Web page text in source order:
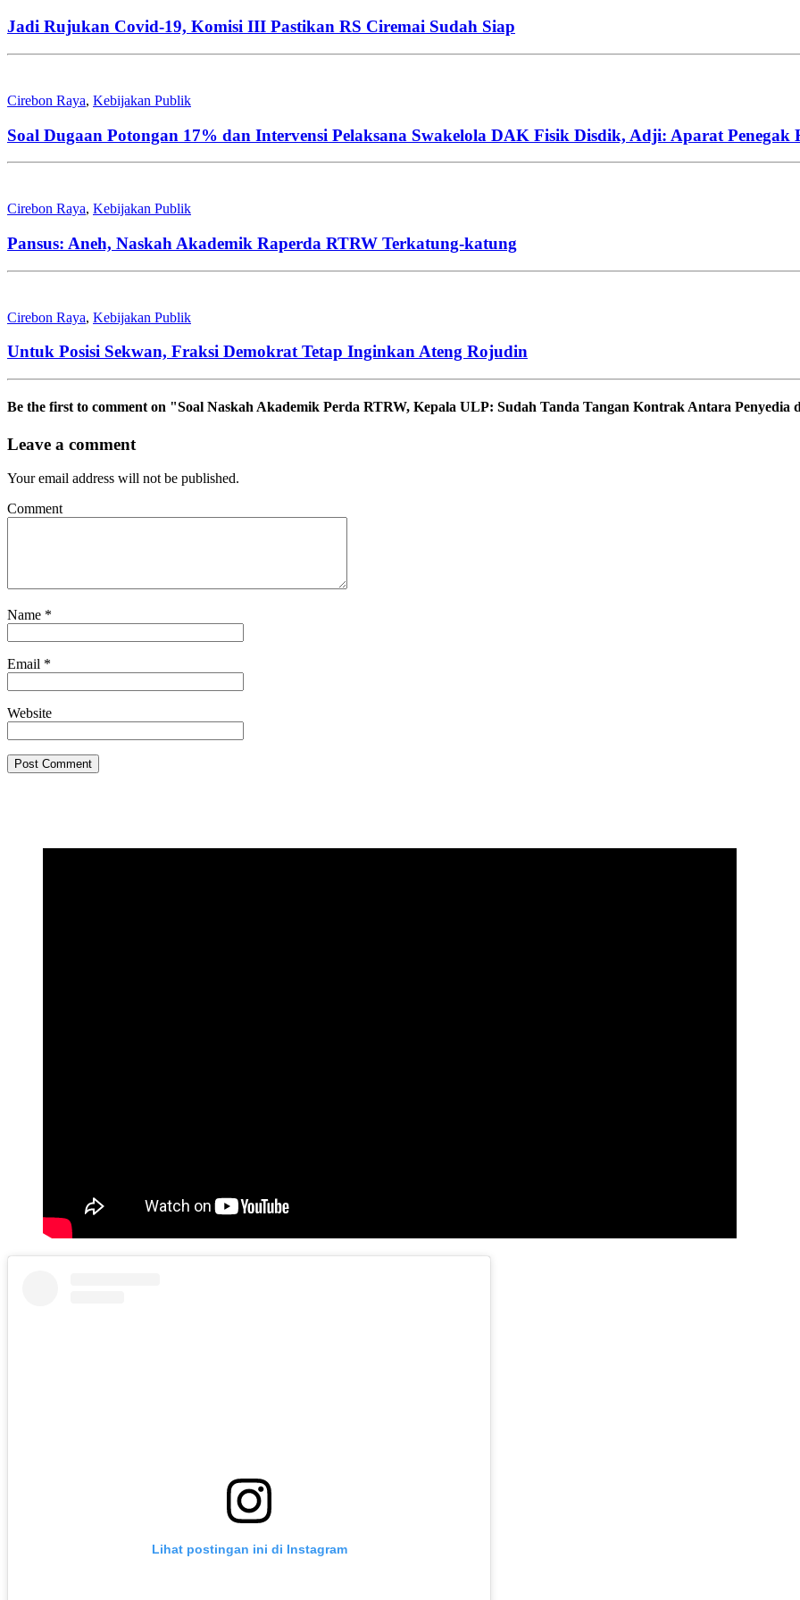
Jadi Rujukan Covid-19, Komisi III Pastikan RS Ciremai Sudah Siap
Cirebon Raya, Kebijakan Publik
Soal Dugaan Potongan 17% dan Intervensi Pelaksana Swakelola DAK Fisik Disdik, Adji: Aparat
Cirebon Raya, Kebijakan Publik
Pansus: Aneh, Naskah Akademik Raperda RTRW Terkatung-katung
Cirebon Raya, Kebijakan Publik
Untuk Posisi Sekwan, Fraksi Demokrat Tetap Inginkan Ateng Rojudin
Be the first to comment on "Soal Naskah Akademik Perda RTRW, Kepala ULP: Sudah Tanda Tangan Kontrak Antara Penyedia
Leave a comment
Your email address will not be published.
Comment
Name *
Email *
Website
Lihat postingan ini di Instagram